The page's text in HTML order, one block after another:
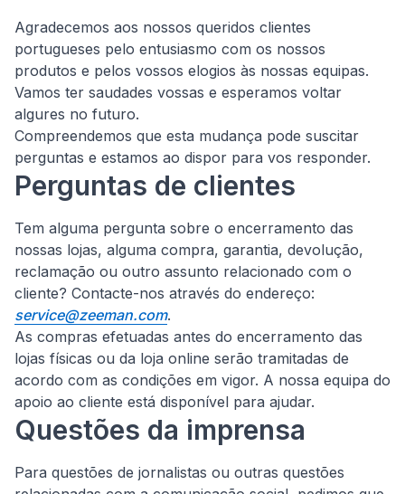
Homepage
Agradecemos aos nossos queridos clientes
portugueses pelo entusiasmo com os nossos
produtos e pelos vossos elogios às nossas equipas.
Vamos ter saudades vossas e esperamos voltar
algures no futuro.
Compreendemos que esta mudança pode suscitar
perguntas e estamos ao dispor para vos responder.
Perguntas de clientes
Tem alguma pergunta sobre o encerramento das
nossas lojas, alguma compra, garantia, devolução,
reclamação ou outro assunto relacionado com o
cliente? Contacte-nos através do endereço:
service@zeeman.com.
As compras efetuadas antes do encerramento das
lojas físicas ou da loja online serão tramitadas de
acordo com as condições em vigor. A nossa equipa do
apoio ao cliente está disponível para ajudar.
Questões da imprensa
Para questões de jornalistas ou outras questões